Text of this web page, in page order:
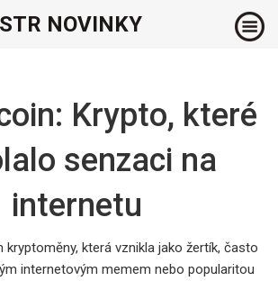
NOVINKY
Krypto, které
senzaci na
internetu
kryptoměny, která vznikla jako žertík, často
internetovým memem nebo popularitou